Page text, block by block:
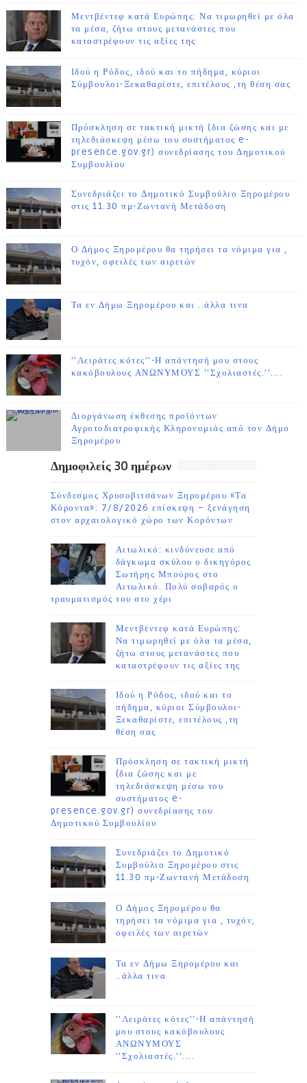
Μεντβέντεφ κατά Ευρώπης: Να τιμωρηθεί με όλα
τα μέσα, ζήτω στους μετανάστες που
καταστρέφουν τις αξίες της
Ιδού η Ρόδος, ιδού και το πήδημα, κύριοι
Σύμβουλοι-Ξεκαθαρίστε, επιτέλους ,τη θέση σας
Πρόσκληση σε τακτική μικτή (δια ζώσης και με
τηλεδιάσκεψη μέσω του συστήματος e-
presence.gov.gr) συνεδρίασης του Δημοτικού
Συμβουλίου
Συνεδριάζει το Δημοτικό Συμβούλιο Ξηρομέρου
στις 11.30 πμ-Ζωντανή Μετάδοση
Ο Δήμος Ξηρομέρου θα τηρήσει τα νόμιμα για ,
τυχόν, οφειλές των αιρετών
Τα εν Δήμω Ξηρομέρου και ..άλλα τινα
''Λειράτες κότες''-Η απάντησή μου στους
κακόβουλους ΑΝΩΝΥΜΟΥΣ ''Σχολιαστές.''....
Διοργάνωση έκθεσης προϊόντων
Αγροτοδιατροφικής Κληρονομιάς από τον Δήμο
Ξηρομέρου
Δημοφιλείς 30 ημέρων
Σύνδεσμος Χρυσοβιτσάνων Ξηρομέρου «Τα
Κόροντα»: 7/8/2026 επίσκεψη – ξενάγηση
στον αρχαιολογικό χώρο των Κορόντων
Αιτωλικό: κινδύνευσε από
δάγκωμα σκύλου ο δικηγόρος
Σωτήρης Μπούρος στο
Αιτωλικό. Πολύ σοβαρός ο
τραυματισμός του στο χέρι
Μεντβέντεφ κατά Ευρώπης:
Να τιμωρηθεί με όλα τα μέσα,
ζήτω στους μετανάστες που
καταστρέφουν τις αξίες της
Ιδού η Ρόδος, ιδού και το
πήδημα, κύριοι Σύμβουλοι-
Ξεκαθαρίστε, επιτέλους ,τη
θέση σας
Πρόσκληση σε τακτική μικτή
(δια ζώσης και με
τηλεδιάσκεψη μέσω του
συστήματος e-
presence.gov.gr) συνεδρίασης του
Δημοτικού Συμβουλίου
Συνεδριάζει το Δημοτικό
Συμβούλιο Ξηρομέρου στις
11.30 πμ-Ζωντανή Μετάδοση
Ο Δήμος Ξηρομέρου θα
τηρήσει τα νόμιμα για , τυχόν,
οφειλές των αιρετών
Τα εν Δήμω Ξηρομέρου και
..άλλα τινα
''Λειράτες κότες''-Η απάντησή
μου στους κακόβουλους
ΑΝΩΝΥΜΟΥΣ
''Σχολιαστές.''....